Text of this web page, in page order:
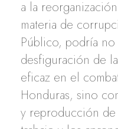
a la
materia de
Público, podría
desfiguración de
eficaz en el
Honduras, sino
y reproducción